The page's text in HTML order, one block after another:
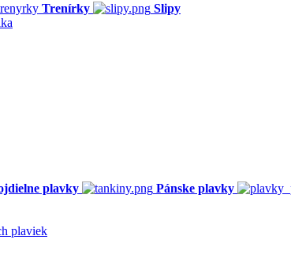
Trenírky
Slipy
plavky Pánske plavky
plaviek